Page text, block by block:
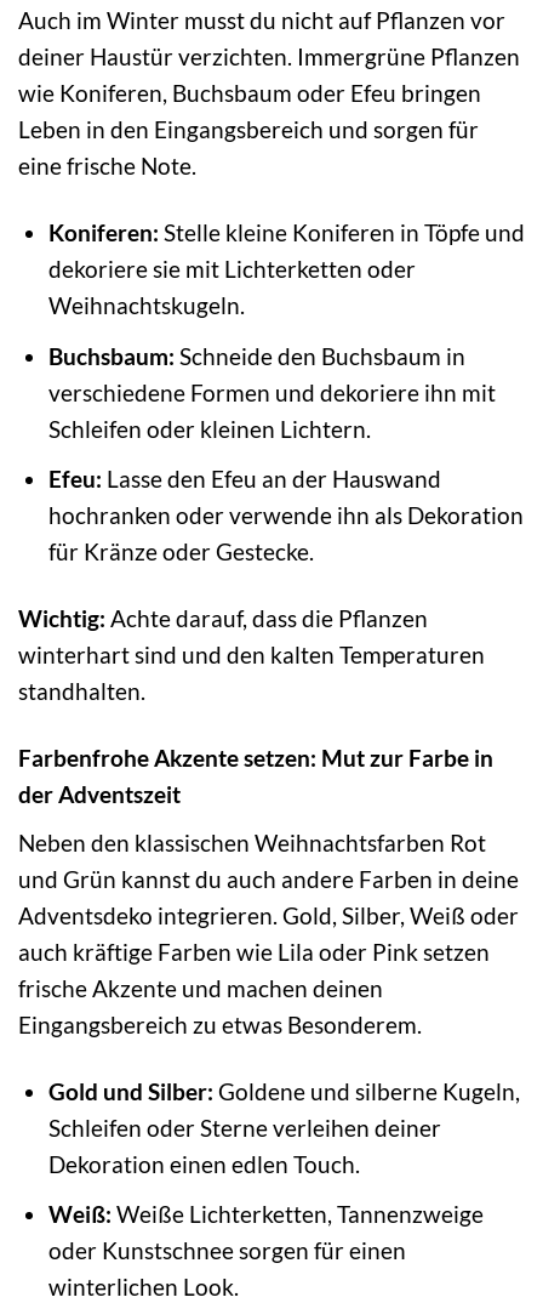
Auch im Winter musst du nicht auf Pflanzen vor
deiner Haustür verzichten. Immergrüne Pflanzen
wie Koniferen, Buchsbaum oder Efeu bringen
Leben in den Eingangsbereich und sorgen für
eine frische Note.
Koniferen: Stelle kleine Koniferen in Töpfe und
dekoriere sie mit Lichterketten oder
Weihnachtskugeln.
Buchsbaum: Schneide den Buchsbaum in
verschiedene Formen und dekoriere ihn mit
Schleifen oder kleinen Lichtern.
Efeu: Lasse den Efeu an der Hauswand
hochranken oder verwende ihn als Dekoration
für Kränze oder Gestecke.
Wichtig: Achte darauf, dass die Pflanzen
winterhart sind und den kalten Temperaturen
standhalten.
Farbenfrohe Akzente setzen: Mut zur Farbe in
der Adventszeit
Neben den klassischen Weihnachtsfarben Rot
und Grün kannst du auch andere Farben in deine
Adventsdeko integrieren. Gold, Silber, Weiß oder
auch kräftige Farben wie Lila oder Pink setzen
frische Akzente und machen deinen
Eingangsbereich zu etwas Besonderem.
Gold und Silber: Goldene und silberne Kugeln,
Schleifen oder Sterne verleihen deiner
Dekoration einen edlen Touch.
Weiß: Weiße Lichterketten, Tannenzweige
oder Kunstschnee sorgen für einen
winterlichen Look.